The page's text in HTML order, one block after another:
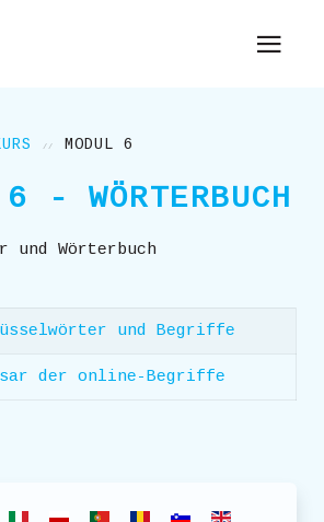
MODUL 6
6 - WÖRTERBUCH
und Wörterbuch
und Begriffe
der online-Begriffe